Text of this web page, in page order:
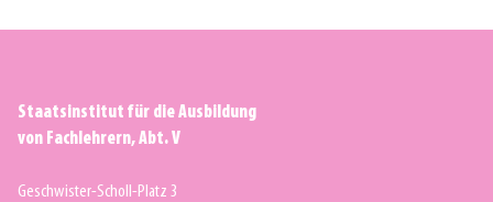
Staatsinstitut für die Ausbildung
von Fachlehrern, Abt. V
Geschwister-Scholl-Platz 3